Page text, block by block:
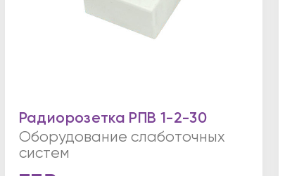
Радиорозетка РПВ 1-2-30
Оборудование слаботочных
систем